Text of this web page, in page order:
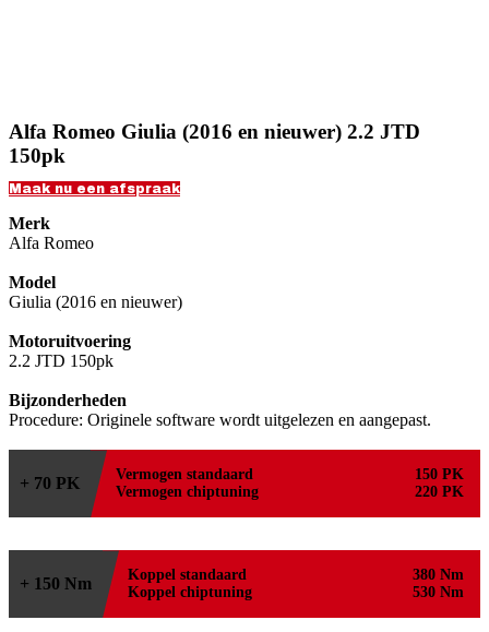
Alfa Romeo Giulia (2016 en nieuwer) 2.2 JTD
150pk
Maak nu een afspraak
Merk
Alfa Romeo
Model
Giulia (2016 en nieuwer)
Motoruitvoering
2.2 JTD 150pk
Bijzonderheden
Procedure: Originele software wordt uitgelezen en aangepast.
+ 70 PK Vermogen standaard
150 PK
Vermogen chiptuning
220 PK
+ 150 Nm Koppel standaard
380 Nm
Koppel chiptuning
530 Nm